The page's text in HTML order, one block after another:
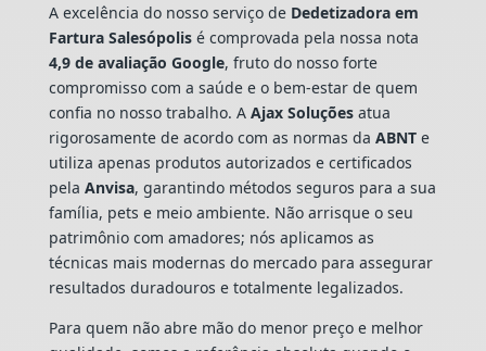
A excelência do nosso serviço de Dedetizadora em
Fartura Salesópolisé comprovada pela nossa nota
4,9 de avaliação Google, fruto do nosso forte
compromisso com a saúde e o bem-estar de quem
confia no nosso trabalho. A Ajax Soluçõesatua
rigorosamente de acordo com as normas da ABNTe
utiliza apenas produtos autorizados e certificados
pela Anvisa, garantindo métodos seguros para a sua
família, pets e meio ambiente. Não arrisque o seu
patrimônio com amadores; nós aplicamos as
técnicas mais modernas do mercado para assegurar
resultados duradouros e totalmente legalizados.
Para quem não abre mão do menor preço e melhor